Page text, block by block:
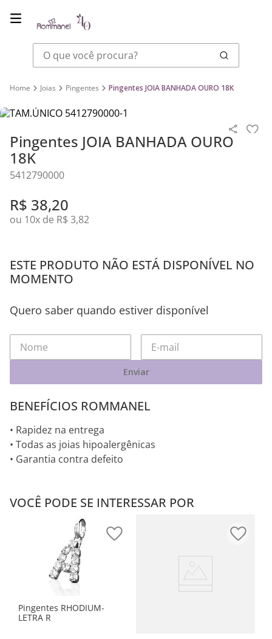
O que você procura?
Joias Pingentes Pingentes JOIA BANHADA OURO 18K
Pingentes JOIA BANHADA OURO
18K
5412790000
R$ 38,20
ou 10x de R$ 3,82
ESTE PRODUTO NÃO ESTÁ DISPONÍVEL NO
MOMENTO
Quero saber quando estiver disponível
Enviar
BENEFÍCIOS ROMMANEL
• Rapidez na entrega
• Todas as joias hipoalergênicas
• Garantia contra defeito
VOCÊ PODE SE INTERESSAR POR
Pingentes RHODIUM-
LETRA R